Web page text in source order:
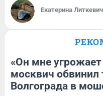
Екатерина Литкевич
«Он мне
москвич обвинил
Волгограда в